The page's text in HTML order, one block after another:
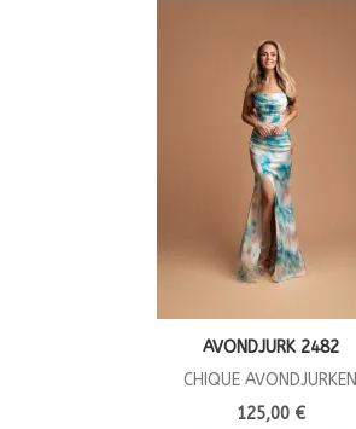
AVONDJURK 2482
CHIQUE AVONDJURKEN
125,00 €